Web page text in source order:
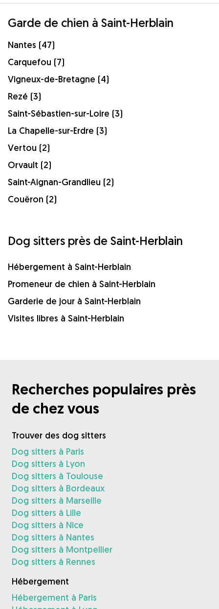
Garde de chien à Saint-Herblain
Nantes (47)
Carquefou (7)
Vigneux-de-Bretagne (4)
Rezé (3)
Saint-Sébastien-sur-Loire (3)
La Chapelle-sur-Erdre (3)
Vertou (2)
Orvault (2)
Saint-Aignan-Grandlieu (2)
Couëron (2)
Dog sitters près de Saint-Herblain
Hébergement à Saint-Herblain
Promeneur de chien à Saint-Herblain
Garderie de jour à Saint-Herblain
Visites libres à Saint-Herblain
Recherches populaires près
de chez vous
Trouver des dog sitters
Dog sitters à Paris
Dog sitters à Lyon
Dog sitters à Toulouse
Dog sitters à Bordeaux
Dog sitters à Marseille
Dog sitters à Lille
Dog sitters à Nice
Dog sitters à Nantes
Dog sitters à Montpellier
Dog sitters à Rennes
Hébergement
Hébergement à Paris